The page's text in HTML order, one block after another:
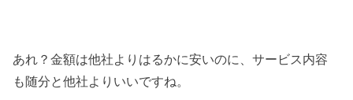
あれ？金額は他社よりはるかに安いのに、サービス内容
も随分と他社よりいいですね。